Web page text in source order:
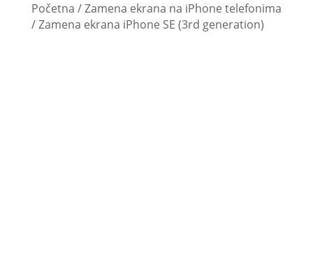
Početna /Zamena ekrana na iPhone telefonima
/ Zamena ekrana iPhone SE (3rd generation)